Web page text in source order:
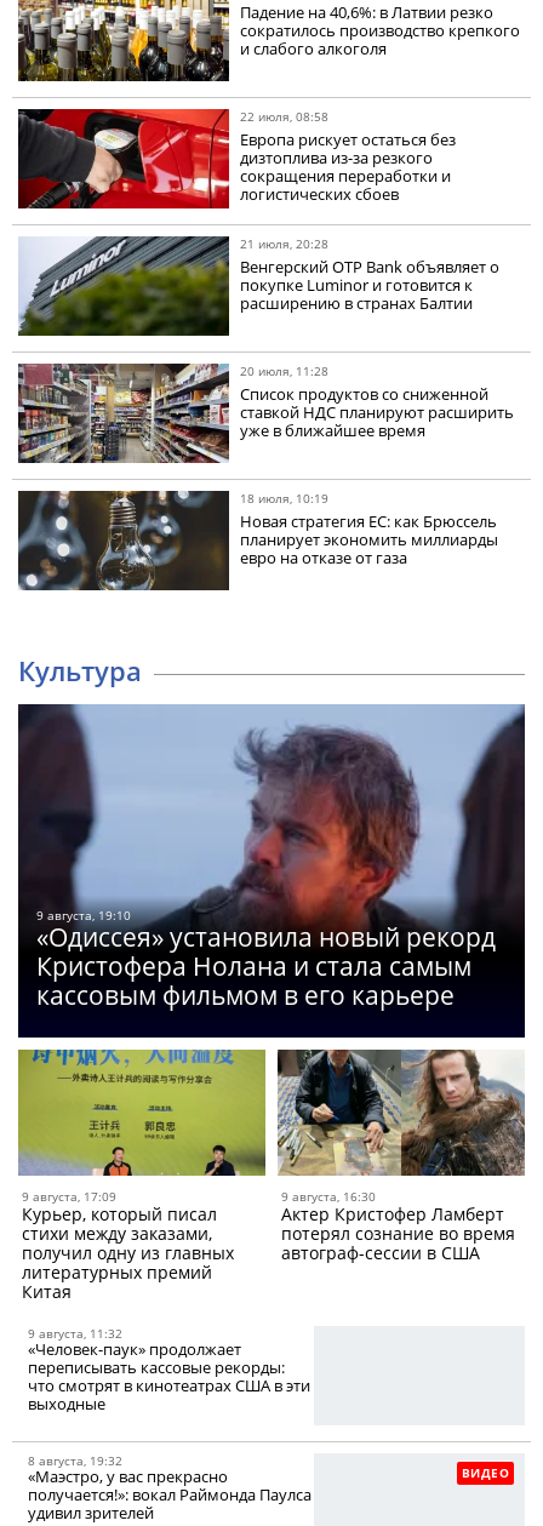
Падение на 40,6%: в Латвии резко
сократилось производство крепкого
и слабого алкоголя
22 июля, 08:58
Европа рискует остаться без
дизтоплива из-за резкого
сокращения переработки и
логистических сбоев
21 июля, 20:28
Венгерский OTP Bank объявляет о
покупке Luminor и готовится к
расширению в странах Балтии
20 июля, 11:28
Список продуктов со сниженной
ставкой НДС планируют расширить
уже в ближайшее время
18 июля, 10:19
Новая стратегия ЕС: как Брюссель
планирует экономить миллиарды
евро на отказе от газа
Культура
9 августа, 19:10
«Одиссея» установила новый рекорд
Кристофера Нолана и стала самым
кассовым фильмом в его карьере
9 августа, 17:09
Курьер, который писал
стихи между заказами,
получил одну из главных
литературных премий
Китая
9 августа, 16:30
Актер Кристофер Ламберт
потерял сознание во время
автограф-сессии в США
9 августа, 11:32
«Человек-паук» продолжает
переписывать кассовые рекорды:
что смотрят в кинотеатрах США в эти
выходные
ВИДЕО
8 августа, 19:32
«Маэстро, у вас прекрасно
получается!»: вокал Раймонда Паулса
удивил зрителей